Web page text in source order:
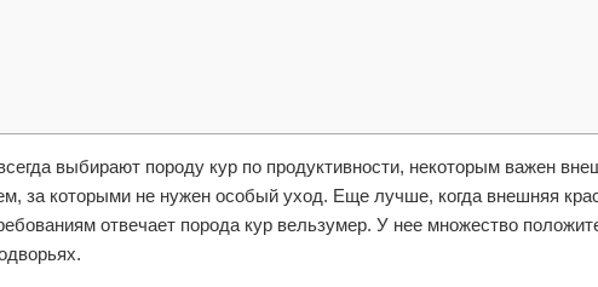
выбирают породу кур по продуктивности, некоторым важен
за которыми не нужен особый уход. Еще лучше, когда внешняя
отвечает порода кур вельзумер. У нее множество